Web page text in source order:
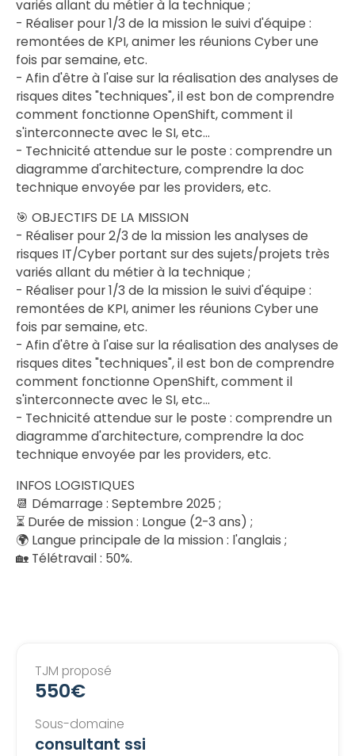
variés allant du métier à la technique ;
- Réaliser pour 1/3 de la mission le suivi d'équipe :
remontées de KPI, animer les réunions Cyber une
fois par semaine, etc.
- Afin d'être à l'aise sur la réalisation des analyses de
risques dites "techniques", il est bon de comprendre
comment fonctionne OpenShift, comment il
s'interconnecte avec le SI, etc...
- Technicité attendue sur le poste : comprendre un
diagramme d'architecture, comprendre la doc
technique envoyée par les providers, etc.
🎯 OBJECTIFS DE LA MISSION
- Réaliser pour 2/3 de la mission les analyses de
risques IT/Cyber portant sur des sujets/projets très
variés allant du métier à la technique ;
- Réaliser pour 1/3 de la mission le suivi d'équipe :
remontées de KPI, animer les réunions Cyber une
fois par semaine, etc.
- Afin d'être à l'aise sur la réalisation des analyses de
risques dites "techniques", il est bon de comprendre
comment fonctionne OpenShift, comment il
s'interconnecte avec le SI, etc...
- Technicité attendue sur le poste : comprendre un
diagramme d'architecture, comprendre la doc
technique envoyée par les providers, etc.
INFOS LOGISTIQUES
📆 Démarrage : Septembre 2025 ;
⏳ Durée de mission : Longue (2-3 ans) ;
🌍 Langue principale de la mission : l'anglais ;
🏡 Télétravail : 50%.
TJM proposé
550€
Sous-domaine
consultant ssi